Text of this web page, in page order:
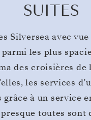
SUITES
Silversea avec vue
les plus
des croisières de
les services
grâce à un service
toutes sont